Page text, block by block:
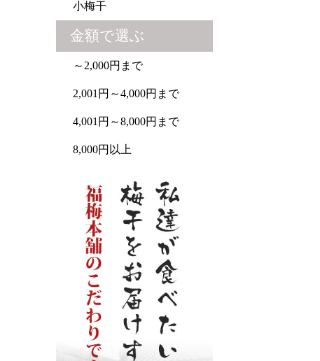
小梅干
金額で選ぶ
～2,000円まで
2,001円～4,000円まで
4,001円～8,000円まで
8,000円以上